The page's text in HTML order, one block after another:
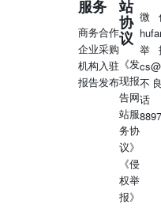
和个人不得以任何形式翻版、
公司同意进行引用、刊发的，
明出处为“国泰君安期货研
，且不得对本报告进行任何有
若本公司以外的其他个人或机
）发送本报告，则由该个人或
通过此途径获得本报告的投资
要求获悉更详细信息或进而交
本报告不构成本公司向该个人
，本公司、本公司员工或者关
客户因使用本报告或报告所载
责任。 除非另有说明，本报
服务
商务合作
企业采购
机构入驻
报告发布
站
协
议
《发
现报
告网
站服
务协
议》
《侵
权举
报》
微
举
不